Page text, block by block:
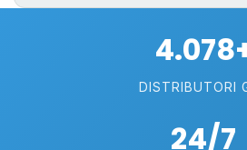
DISTRIBUTORI
24/7